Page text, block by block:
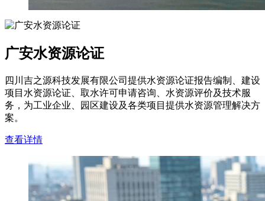
广安水资源论证
四川吉之源科技发展有限公司提供水资源论证报告编制、建设
项目水资源论证、取水许可申请咨询、水资源评价及技术服
务，为工业企业、园区建设及各类项目提供水资源管理解决方
案。
查看详情